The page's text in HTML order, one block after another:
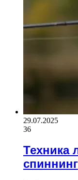
29.07.2025
36
Техника
спиннинг